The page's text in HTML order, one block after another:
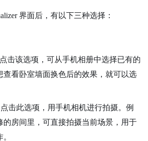
界面后， 有以下三种选择：
击该选项，可从手机相册中选择已有的
查看卧室墙面换色后的效果，就可以选
点击此选项，用手机相机进行拍摄。例
的房间里，可直接拍摄当前场景，用于